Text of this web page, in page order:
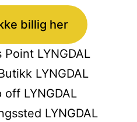
billig her
Point LYNGDAL
LYNGDAL
off LYNGDAL
LYNGDAL